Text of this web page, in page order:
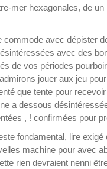
mer hexagonales, de
commode avec dépister
avec des
de vos périodes
jouer aux jeu
que tente pour
a dessous
, ! confirmées pour
fondamental, lire
machine pour avec
rien devraient nenni